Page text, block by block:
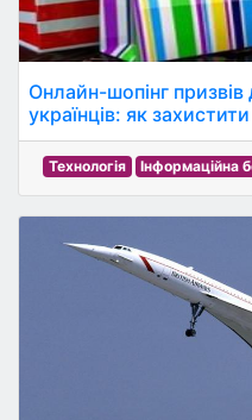
Онлайн-шопінг
українців: як
Технологія Інформаційна